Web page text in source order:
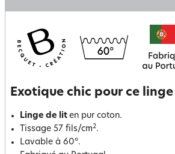
Exotique chic pour ce
Linge de lit en pur coton.
Tissage 57 fils/cm2.
Lavable à 60°.